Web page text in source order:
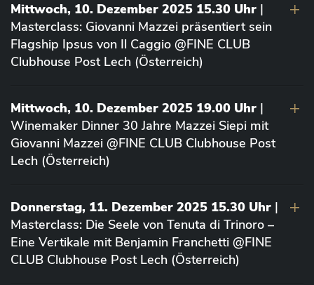
Mittwoch, 10. Dezember 2025 15.30 Uhr |
Masterclass: Giovanni Mazzei präsentiert sein
Flagship Ipsus von Il Caggio @FINE CLUB
Clubhouse Post Lech (Österreich)
Mittwoch, 10. Dezember 2025 19.00 Uhr |
Winemaker Dinner 30 Jahre Mazzei Siepi mit
Giovanni Mazzei @FINE CLUB Clubhouse Post
Lech (Österreich)
Donnerstag, 11. Dezember 2025 15.30 Uhr |
Masterclass: Die Seele von Tenuta di Trinoro –
Eine Vertikale mit Benjamin Franchetti @FINE
CLUB Clubhouse Post Lech (Österreich)